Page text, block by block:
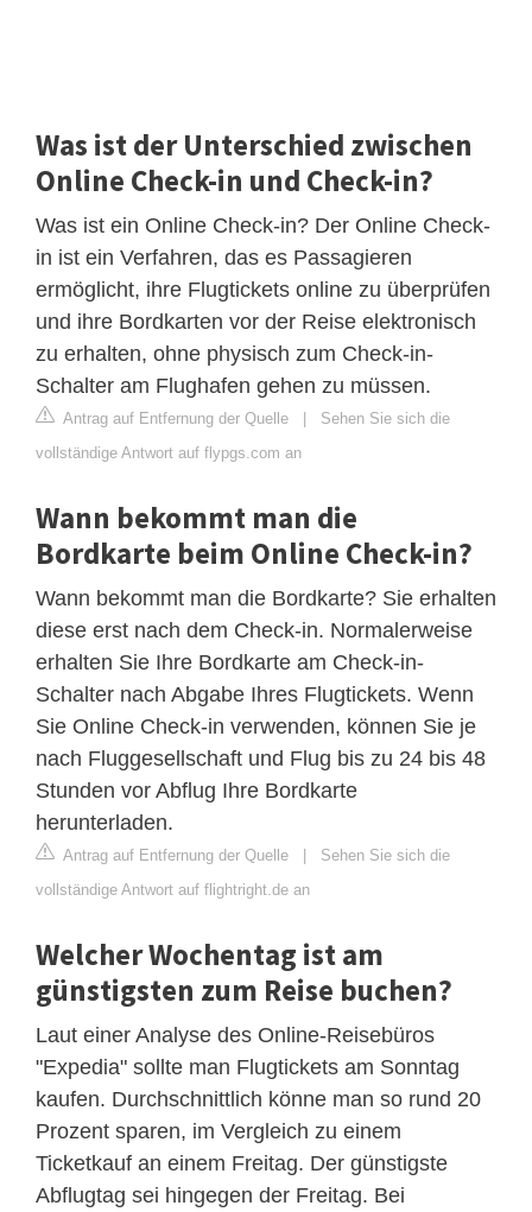
Was ist der Unterschied zwischen
Online Check-in und Check-in?
Was ist ein Online Check-in? Der Online Check-
in ist ein Verfahren, das es Passagieren
ermöglicht, ihre Flugtickets online zu überprüfen
und ihre Bordkarten vor der Reise elektronisch
zu erhalten, ohne physisch zum Check-in-
Schalter am Flughafen gehen zu müssen.
Antrag auf Entfernung der Quelle | Sehen Sie sich die
vollständige Antwort auf flypgs.com an
Wann bekommt man die
Bordkarte beim Online Check-in?
Wann bekommt man die Bordkarte? Sie erhalten
diese erst nach dem Check-in. Normalerweise
erhalten Sie Ihre Bordkarte am Check-in-
Schalter nach Abgabe Ihres Flugtickets. Wenn
Sie Online Check-in verwenden, können Sie je
nach Fluggesellschaft und Flug bis zu 24 bis 48
Stunden vor Abflug Ihre Bordkarte
herunterladen.
Antrag auf Entfernung der Quelle | Sehen Sie sich die
vollständige Antwort auf flightright.de an
Welcher Wochentag ist am
günstigsten zum Reise buchen?
Laut einer Analyse des Online-Reisebüros
"Expedia" sollte man Flugtickets am Sonntag
kaufen. Durchschnittlich könne man so rund 20
Prozent sparen, im Vergleich zu einem
Ticketkauf an einem Freitag. Der günstigste
Abflugtag sei hingegen der Freitag. Bei